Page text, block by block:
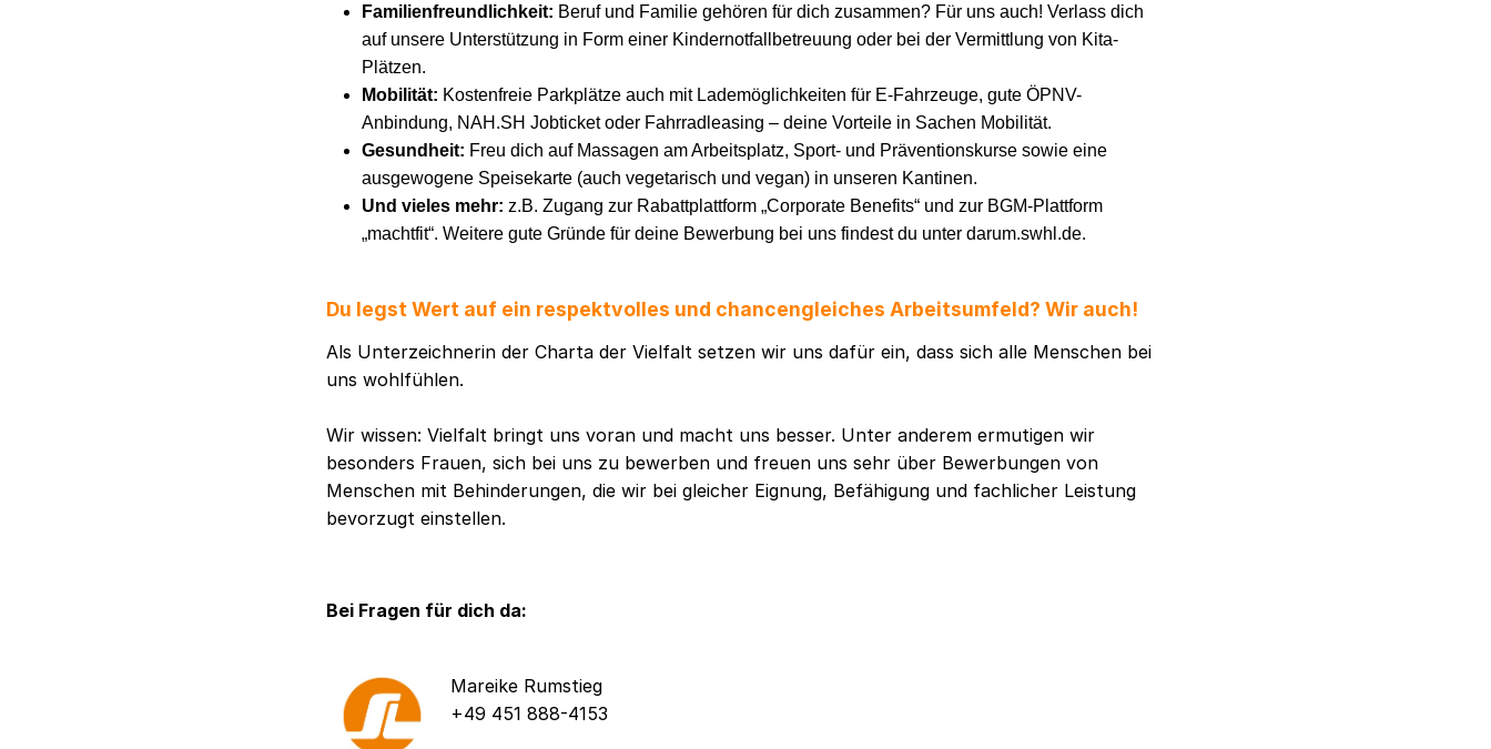
Familienfreundlichkeit: Beruf und Familie gehören für dich zusammen? Für uns auch! Verlass dich
auf unsere Unterstützung in Form einer Kindernotfallbetreuung oder bei der Vermittlung von Kita-
Plätzen.
Mobilität: Kostenfreie Parkplätze auch mit Lademöglichkeiten für E-Fahrzeuge, gute ÖPNV-
Anbindung, NAH.SH Jobticket oder Fahrradleasing – deine Vorteile in Sachen Mobilität.
Gesundheit: Freu dich auf Massagen am Arbeitsplatz, Sport- und Präventionskurse sowie eine
ausgewogene Speisekarte (auch vegetarisch und vegan) in unseren Kantinen.
Und vieles mehr: z.B. Zugang zur Rabattplattform „Corporate Benefits“ und zur BGM-Plattform
„machtfit“. Weitere gute Gründe für deine Bewerbung bei uns findest du unter darum.swhl.de.
Du legst Wert auf ein respektvolles und chancengleiches Arbeitsumfeld? Wir auch!
Als Unterzeichnerin der Charta der Vielfalt setzen wir uns dafür ein, dass sich alle Menschen bei
uns wohlfühlen.
Wir wissen: Vielfalt bringt uns voran und macht uns besser. Unter anderem ermutigen wir
besonders Frauen, sich bei uns zu bewerben und freuen uns sehr über Bewerbungen von
Menschen mit Behinderungen, die wir bei gleicher Eignung, Befähigung und fachlicher Leistung
bevorzugt einstellen.
Bei Fragen für dich da:
Mareike Rumstieg
+49 451 888-4153